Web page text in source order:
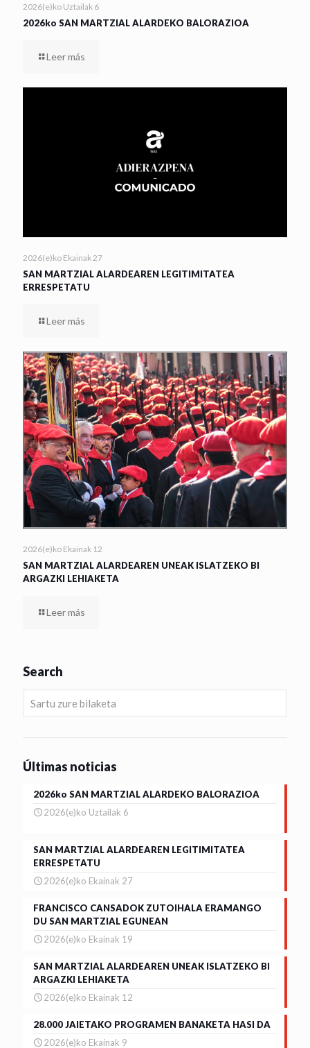
2026(e)ko Uztailak 6
2026ko SAN MARTZIAL ALARDEKO BALORAZIOA
Leer más
2026(e)ko Ekainak 27
SAN MARTZIAL ALARDEAREN LEGITIMITATEA
ERRESPETATU
Leer más
2026(e)ko Ekainak 12
SAN MARTZIAL ALARDEAREN UNEAK ISLATZEKO BI
ARGAZKI LEHIAKETA
Leer más
Search
Últimas noticias
2026ko SAN MARTZIAL ALARDEKO BALORAZIOA
2026(e)ko Uztailak 6
SAN MARTZIAL ALARDEAREN LEGITIMITATEA
ERRESPETATU
2026(e)ko Ekainak 27
FRANCISCO CANSADOK ZUTOIHALA ERAMANGO
DU SAN MARTZIAL EGUNEAN
2026(e)ko Ekainak 19
SAN MARTZIAL ALARDEAREN UNEAK ISLATZEKO BI
ARGAZKI LEHIAKETA
2026(e)ko Ekainak 12
28.000 JAIETAKO PROGRAMEN BANAKETA HASI DA
2026(e)ko Ekainak 9